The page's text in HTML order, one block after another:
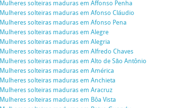
Mulheres solteiras maduras em Affonso Penha
Mulheres solteiras maduras em Afonso Cláudio
Mulheres solteiras maduras em Afonso Pena
Mulheres solteiras maduras em Alegre
Mulheres solteiras maduras em Alegria
Mulheres solteiras maduras em Alfredo Chaves
Mulheres solteiras maduras em Alto de São Antônio
Mulheres solteiras maduras em América
Mulheres solteiras maduras em Anchieta
Mulheres solteiras maduras em Aracruz
Mulheres solteiras maduras em Bôa Vista